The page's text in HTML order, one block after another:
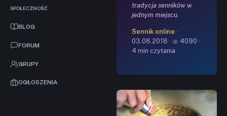
SPOŁECZNOŚĆ
BLOG
FORUM
GRUPY
OGŁOSZENIA
tradycja senników w
jednym miejscu.
Sennik online ·
03.08.2018 ·
4090 ·
4 min czytania